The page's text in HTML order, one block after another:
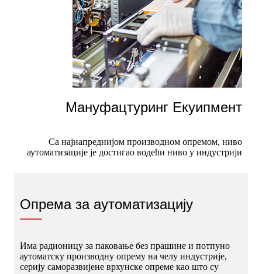
Мануфацтуринг Екуипмент
Са најнапреднијом производном опремом, ниво
аутоматизације је достигао водећи ниво у индустрији
Опрема за аутоматизацију
Има радионицу за паковање без прашине и потпуно
аутоматску производну опрему на челу индустрије,
серију саморазвијене врхунске опреме као што су